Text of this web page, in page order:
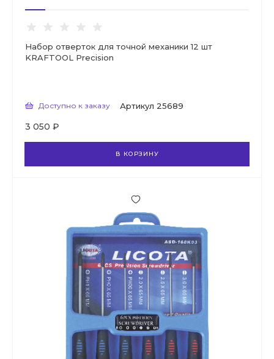
Набор отверток для точной механики 12 шт
KRAFTOOL Precision
Доступно к заказу Артикул 25689
3 050 ₽
В КОРЗИНУ